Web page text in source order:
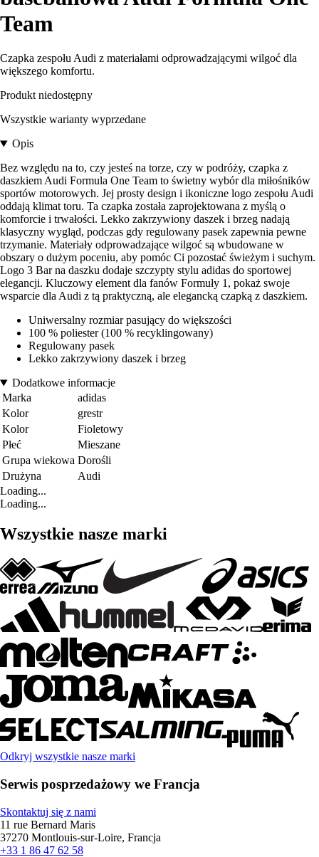
Team
Czapka zespołu Audi z materiałami odprowadzającymi wilgoć dla
większego komfortu.
Produkt niedostępny
Wszystkie warianty wyprzedane
Opis
Bez względu na to, czy jesteś na torze, czy w podróży, czapka z
daszkiem Audi Formula One Team to świetny wybór dla miłośników
sportów motorowych. Jej prosty design i ikoniczne logo zespołu Audi
oddają klimat toru. Ta czapka została zaprojektowana z myślą o
komforcie i trwałości. Lekko zakrzywiony daszek i brzeg nadają
klasyczny wygląd, podczas gdy regulowany pasek zapewnia pewne
trzymanie. Materiały odprowadzające wilgoć są wbudowane w
obszary o dużym poceniu, aby pomóc Ci pozostać świeżym i suchym.
Logo 3 Bar na daszku dodaje szczypty stylu adidas do sportowej
elegancji. Kluczowy element dla fanów Formuły 1, pokaż swoje
wsparcie dla Audi z tą praktyczną, ale elegancką czapką z daszkiem.
Uniwersalny rozmiar pasujący do większości
100 % poliester (100 % recyklingowany)
Regulowany pasek
Lekko zakrzywiony daszek i brzeg
Dodatkowe informacje
Marka
adidas
Kolor
grestr
Kolor
Fioletowy
Płeć
Mieszane
Grupa wiekowa Dorośli
Drużyna
Audi
Loading...
Loading...
Wszystkie nasze marki
Odkryj wszystkie nasze marki
Serwis posprzedażowy we Francja
Skontaktuj się z nami
11 rue Bernard Maris
37270 Montlouis-sur-Loire, Francja
+33 1 86 47 62 58